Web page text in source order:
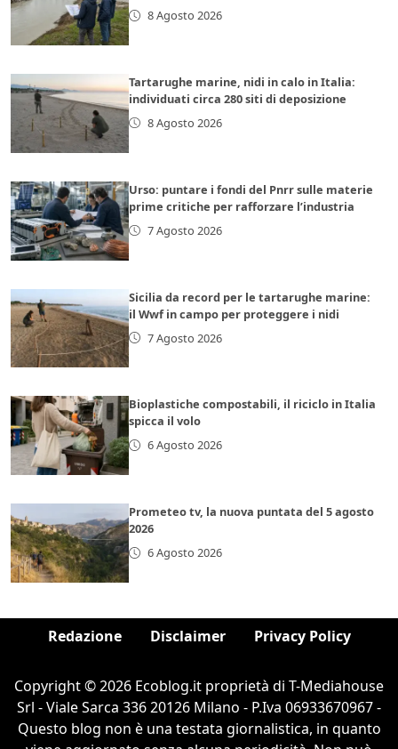
8 Agosto 2026
Tartarughe marine, nidi in calo in Italia:
individuati circa 280 siti di deposizione
8 Agosto 2026
Urso: puntare i fondi del Pnrr sulle materie
prime critiche per rafforzare l’industria
7 Agosto 2026
Sicilia da record per le tartarughe marine:
il Wwf in campo per proteggere i nidi
7 Agosto 2026
Bioplastiche compostabili, il riciclo in Italia
spicca il volo
6 Agosto 2026
Prometeo tv, la nuova puntata del 5 agosto
2026
6 Agosto 2026
Redazione Disclaimer Privacy Policy
Copyright © 2026 Ecoblog.it proprietà di T-Mediahouse
Srl - Viale Sarca 336 20126 Milano - P.Iva 06933670967 -
Questo blog non è una testata giornalistica, in quanto